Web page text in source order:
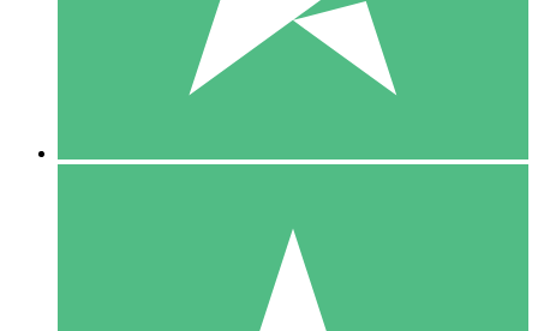
1000
10 Downloaden
20 00